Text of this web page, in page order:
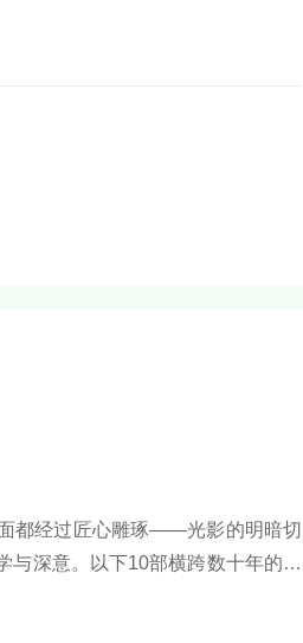
都经过匠心雕琢——光影的明暗切
与深意。以下10部横跨数十年的银
榜中榜编辑一起来看看详细名单